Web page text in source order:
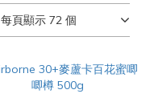
每頁顯示 72 個